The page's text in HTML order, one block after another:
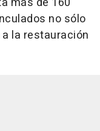
no sólo
la restauración